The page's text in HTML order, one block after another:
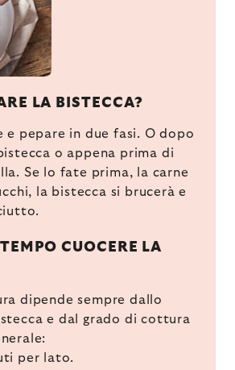
LA BISTECCA?
e pepare in due fasi. O dopo
o appena prima di
Se lo fate prima, la carne
la bistecca si brucerà e
CUOCERE LA
dipende sempre dallo
e dal grado di cottura
per lato.